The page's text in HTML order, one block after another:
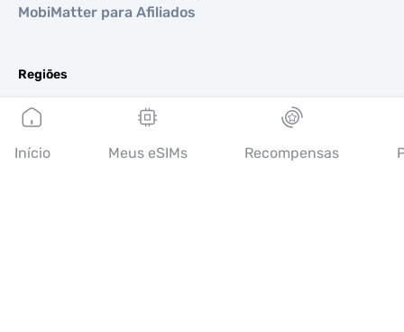
MobiMatter para Afiliados
Regiões
eSIM para Europa
eSIM para Ásia
eSIM para Américas
Início Meus eSIMs Recompensas